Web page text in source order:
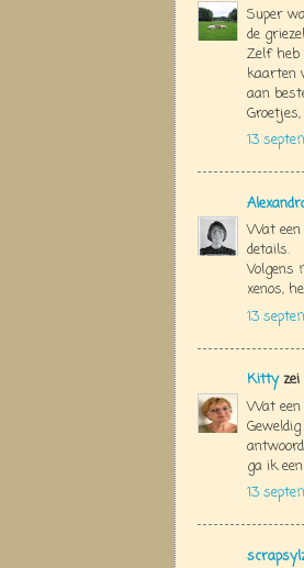
Super
de
Zelf heb
kaarten
aan
13
Wat een
details.
Volgens
xenos,
13
Kittyzei
Wat
ga ik
13